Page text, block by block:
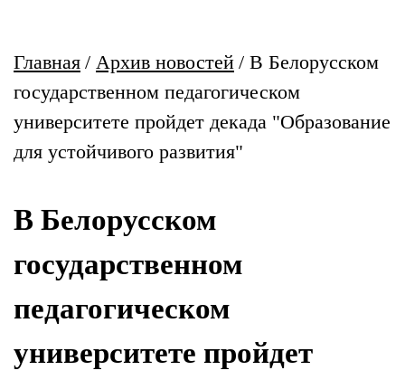
Главная / Архив новостей / В Белорусском
государственном педагогическом
университете пройдет декада "Образование
для устойчивого развития"
В Белорусском
государственном
педагогическом
университете пройдет